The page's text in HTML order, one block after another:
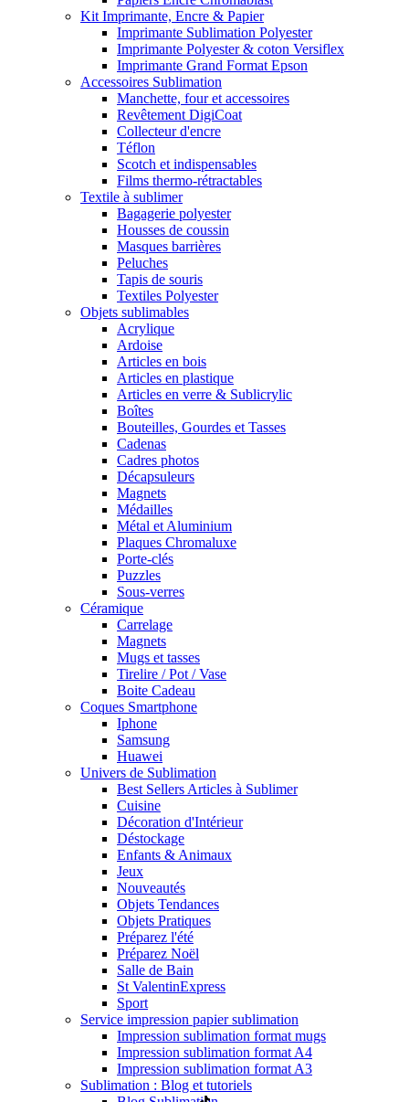
Kit Imprimante, Encre & Papier
Imprimante Sublimation Polyester
Imprimante Polyester & coton Versiflex
Imprimante Grand Format Epson
Accessoires Sublimation
Manchette, four et accessoires
Revêtement DigiCoat
Collecteur d'encre
Téflon
Scotch et indispensables
Films thermo-rétractables
Textile à sublimer
Bagagerie polyester
Housses de coussin
Masques barrières
Peluches
Tapis de souris
Textiles Polyester
Objets sublimables
Acrylique
Ardoise
Articles en bois
Articles en plastique
Articles en verre & Sublicrylic
Boîtes
Bouteilles, Gourdes et Tasses
Cadenas
Cadres photos
Décapsuleurs
Magnets
Médailles
Métal et Aluminium
Plaques Chromaluxe
Porte-clés
Puzzles
Sous-verres
Céramique
Carrelage
Magnets
Mugs et tasses
Tirelire / Pot / Vase
Boite Cadeau
Coques Smartphone
Iphone
Samsung
Huawei
Univers de Sublimation
Best Sellers Articles à Sublimer
Cuisine
Décoration d'Intérieur
Déstockage
Enfants & Animaux
Jeux
Nouveautés
Objets Tendances
Objets Pratiques
Préparez l'été
Préparez Noël
Salle de Bain
St ValentinExpress
Sport
Service impression papier sublimation
Impression sublimation format mugs
Impression sublimation format A4
Impression sublimation format A3
Sublimation : Blog et tutoriels